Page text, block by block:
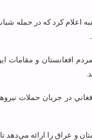
اعلام كرد كه در حمله
افغانستان و مقامات
در جريان حملات